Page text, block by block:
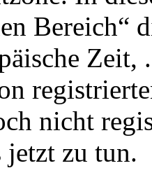
Bereich“
Zeit,
nicht
jetzt zu tun.